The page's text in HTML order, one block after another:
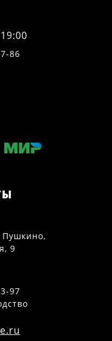
86
Пушкино,
9
97